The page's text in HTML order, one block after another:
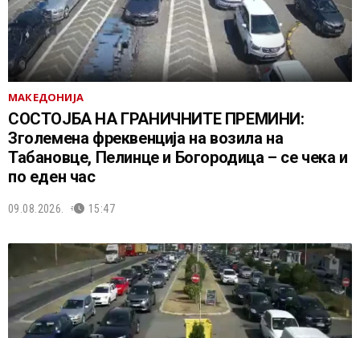
МАКЕДОНИЈА
СОСТОЈБА НА ГРАНИЧНИТЕ ПРЕМИНИ:
Зголемена фреквенција на возила на
Табановце, Пелинце и Богородица – се чека и
по еден час
09.08.2026. 15:47